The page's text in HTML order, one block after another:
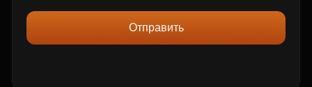
Отправить